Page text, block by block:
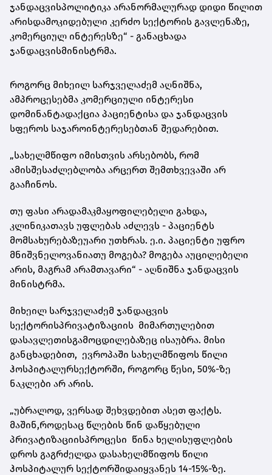
ჯანდაცვისპოლიტიკა არანორმალურად დიდი წილით
არისდამოკიდებული კერძო სექტორის გავლენაზე,
კომერციულ ინტერესზე“ - განაცხადა
ჯანდაცვისმინისტრმა.
როგორც მიხეილ სარჯველაძემ აღნიშნა,
ამპროცესებმა კომერციული ინტერესი
დომინანტადაქცია პაციენტისა და ჯანდაცვის
სფეროს საჯაროინტერესებთან შედარებით.
„სახელმწიფო იმისთვის არსებობს, რომ
ამისშესაძლებლობა არცერთ შემთხვევაში არ
გააჩინოს.
თუ ფასი არადამაკმაყოფილებელი გახდა,
კლინიკათავს უფლებას აძლევს - პაციენტს
მომსახურებაზეუარი უთხრას. ე.ი. პაციენტი უფრო
მნიშვნელოვანიათუ მოგება? მოგება აუცილებელი
არის, მაგრამ არამთავარი“ - აღნიშნა ჯანდაცვის
მინისტრმა.
მიხეილ სარჯველაძემ ჯანდაცვის
სექტორისპრივატიზაციის მიმართულებით
დასავლეთისგამოცდილებაზეც ისაუბრა. მისი
განცხადებით, ევროპაში სახელმწიფოს წილი
ჰოსპიტალურსექტორში, როგორც წესი, 50%-ზე
ნაკლები არ არის.
„უბრალოდ, ვერსად შეხვდებით ასეთ ფაქტს.
მაშინ,როდესაც წლების წინ დაწყებული
პრივატიზაციისპროცესი წინა ხელისუფლების
დროს გაგრძელდა დასახელმწიფოს წილი
ჰოსპიტალურ სექტორშიდაიყვანეს 14-15%-ზე.